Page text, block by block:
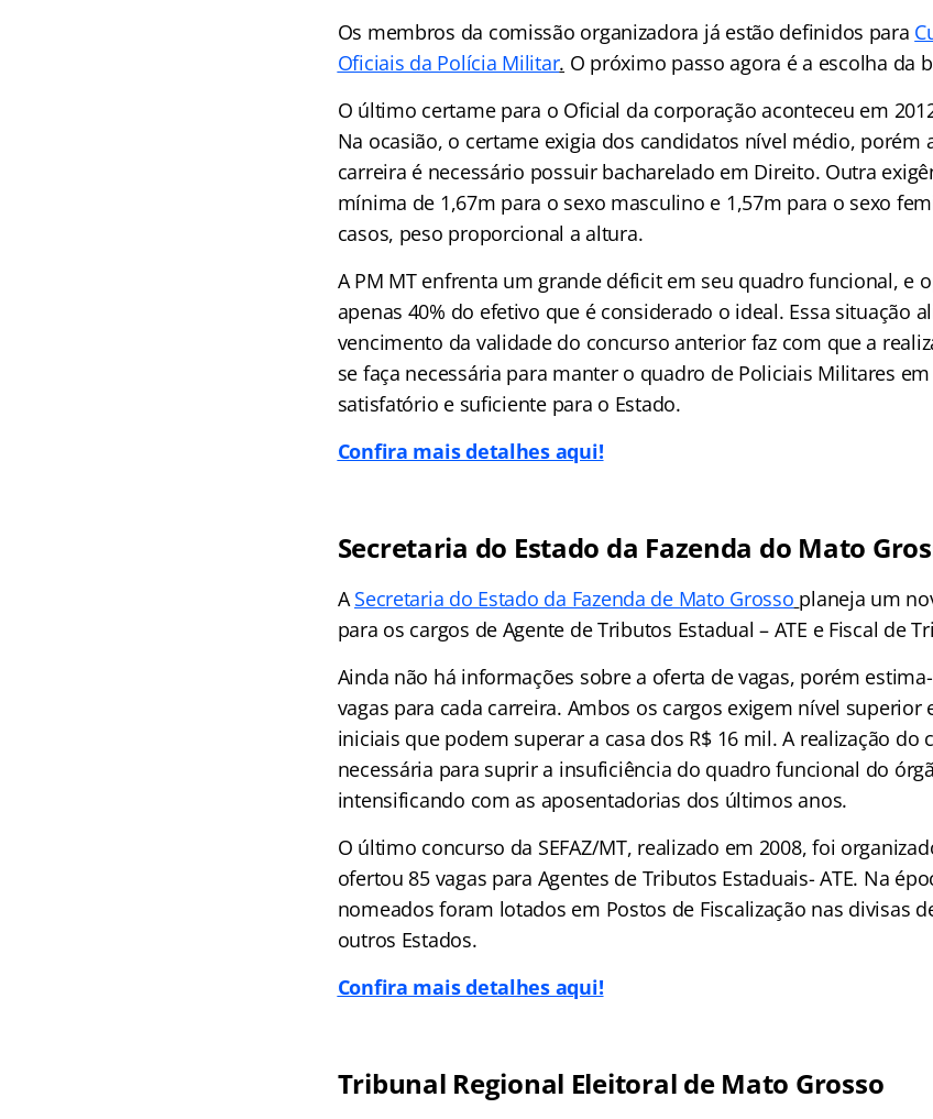
Os membros da comissão organizadora já estão definidos para
Oficiais da Polícia Militar. O próximo passo agora é a escolha da
O último certame para o Oficial da corporação aconteceu em
Na ocasião, o certame exigia dos candidatos nível médio, porém
carreira é necessário possuir bacharelado em Direito. Outra
mínima de 1,67m para o sexo masculino e 1,57m para o sexo
casos, peso proporcional a altura.
A PM MT enfrenta um grande déficit em seu quadro funcional, e
apenas 40% do efetivo que é considerado o ideal. Essa situação
vencimento da validade do concurso anterior faz com que a
se faça necessária para manter o quadro de Policiais Militares
satisfatório e suficiente para o Estado.
Confira mais detalhes aqui!
Secretaria do Estado da Fazenda do Mato
ASecretaria do Estado da Fazenda de Mato Grosso planeja um
para os cargos de Agente de Tributos Estadual – ATE e Fiscal de
Ainda não há informações sobre a oferta de vagas, porém
vagas para cada carreira. Ambos os cargos exigem nível superior
iniciais que podem superar a casa dos R$ 16 mil. A realização do
necessária para suprir a insuficiência do quadro funcional do
intensificando com as aposentadorias dos últimos anos.
O último concurso da SEFAZ/MT, realizado em 2008, foi
ofertou 85 vagas para Agentes de Tributos Estaduais- ATE. Na
nomeados foram lotados em Postos de Fiscalização nas divisas
outros Estados.
Confira mais detalhes aqui!
Tribunal Regional Eleitoral de Mato Grosso